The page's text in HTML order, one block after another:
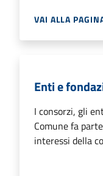
VAI ALLA
Enti e
I consorzi, gli
Comune fa
interessi della